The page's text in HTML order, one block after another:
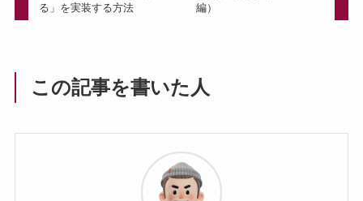
る」を実装する方法
編）
この記事を書いた人